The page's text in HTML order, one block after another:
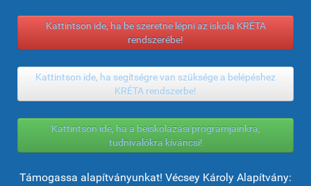
Kattintson ide, ha be szeretne lépni az iskola KRÉTA
rendszerébe!
Kattintson ide, ha segítségre van szüksége a belépéshez
KRÉTA rendszerbe!
Kattintson ide, ha a beiskolázási programjainkra,
tudnivalókra kíváncsi!
Támogassa alapítványunkat! Vécsey Károly Alapítvány: